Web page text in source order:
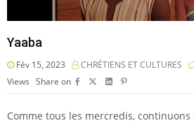
Yaaba
Fév 15, 2023 CHRÉTIENS ET CULTURES
Views Share on
Comme tous les mercredis,